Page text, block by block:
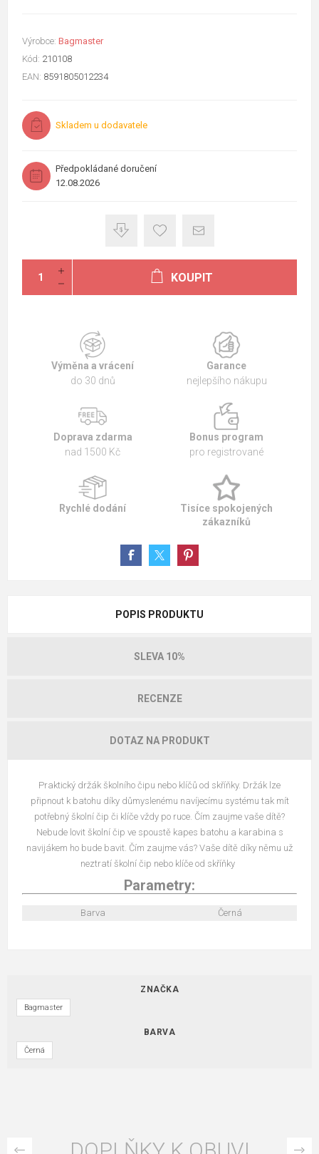
Výrobce: Bagmaster
Kód: 210108
EAN: 8591805012234
Skladem u dodavatele
Předpokládané doručení
12.08.2026
KOUPIT
Výměna a vrácení
do 30 dnů
Garance
nejlepšího nákupu
Doprava zdarma
nad 1500 Kč
Bonus program
pro registrované
Rychlé dodání
Tisíce spokojených
zákazníků
POPIS PRODUKTU
SLEVA 10%
RECENZE
DOTAZ NA PRODUKT
Praktický držák školního čipu nebo klíčů od skříňky. Držák lze
připnout k batohu díky důmyslenému navíjecímu systému tak mít
potřebný školní čip či klíče vždy po ruce. Čím zaujme vaše dítě?
Nebude lovit školní čip ve spoustě kapes batohu a karabina s
navijákem ho bude bavit. Čím zaujme vás? Vaše dítě díky němu už
neztratí školní čip nebo klíče od skříňky
Parametry:
Barva Černá
ZNAČKA
Bagmaster
BARVA
Černá